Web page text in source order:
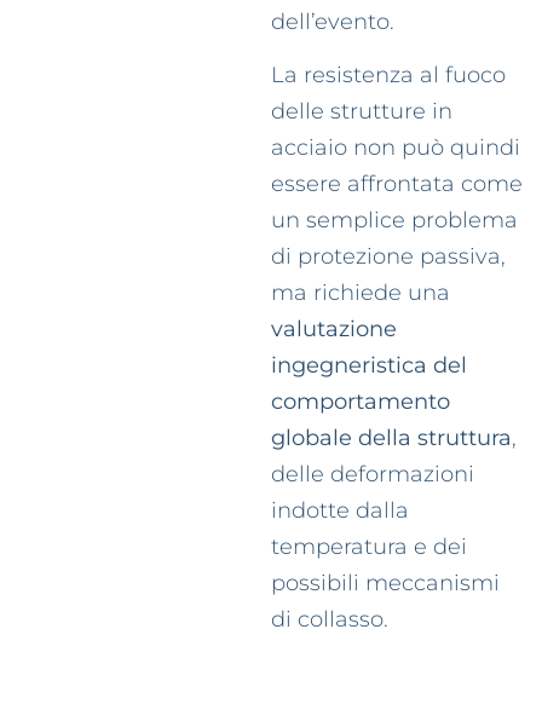
dell’evento.
La resistenza al fuoco
delle strutture in
acciaio non può quindi
essere affrontata come
un semplice problema
di protezione passiva,
ma richiede una
valutazione
ingegneristica del
comportamento
globale della struttura,
delle deformazioni
indotte dalla
temperatura e dei
possibili meccanismi
di collasso.